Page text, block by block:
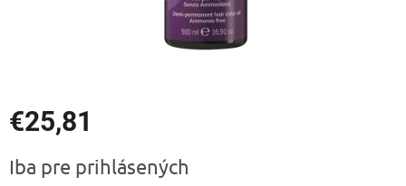
€25,81
cena:
Iba pre prihlásených